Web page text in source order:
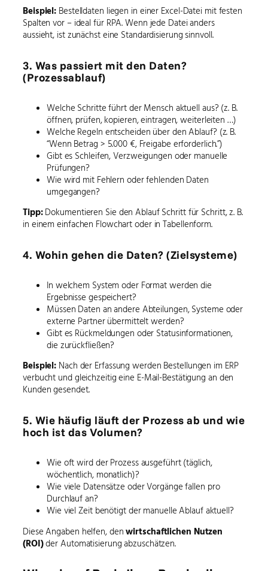
Beispiel: Bestelldaten liegen in einer Excel-Datei mit festen
Spalten vor – ideal für RPA. Wenn jede Datei anders
aussieht, ist zunächst eine Standardisierung sinnvoll.
3. Was passiert mit den Daten?
(Prozessablauf)
Welche Schritte führt der Mensch aktuell aus? (z. B.
öffnen, prüfen, kopieren, eintragen, weiterleiten …)
Welche Regeln entscheiden über den Ablauf? (z. B.
“Wenn Betrag > 5.000 €, Freigabe erforderlich.”)
Gibt es Schleifen, Verzweigungen oder manuelle
Prüfungen?
Wie wird mit Fehlern oder fehlenden Daten
umgegangen?
Tipp:Dokumentieren Sie den Ablauf Schritt für Schritt, z. B.
in einem einfachen Flowchart oder in Tabellenform.
4. Wohin gehen die Daten? (Zielsysteme)
In welchem System oder Format werden die
Ergebnisse gespeichert?
Müssen Daten an andere Abteilungen, Systeme oder
externe Partner übermittelt werden?
Gibt es Rückmeldungen oder Statusinformationen,
die zurückfließen?
Beispiel: Nach der Erfassung werden Bestellungen im ERP
verbucht und gleichzeitig eine E-Mail-Bestätigung an den
Kunden gesendet.
5. Wie häufig läuft der Prozess ab und wie
hoch ist das Volumen?
Wie oft wird der Prozess ausgeführt (täglich,
wöchentlich, monatlich)?
Wie viele Datensätze oder Vorgänge fallen pro
Durchlauf an?
Wie viel Zeit benötigt der manuelle Ablauf aktuell?
Diese Angaben helfen, denwirtschaftlichen Nutzen
(ROI)der Automatisierung abzuschätzen.